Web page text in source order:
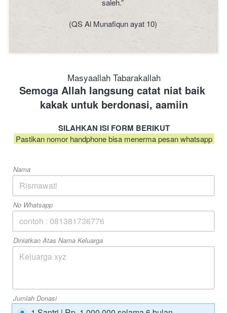
saleh.”
(QS Al Munafiqun ayat 10)
Masyaallah Tabarakallah
Semoga Allah langsung catat niat baik
kakak untuk berdonasi, aamiin
SILAHKAN ISI FORM BERIKUT
Pastikan nomor handphone bisa menerma pesan whatsapp
Nama
No Whatsapp
Diniatkan Atas Nama Keluarga
Jumlah Donasi